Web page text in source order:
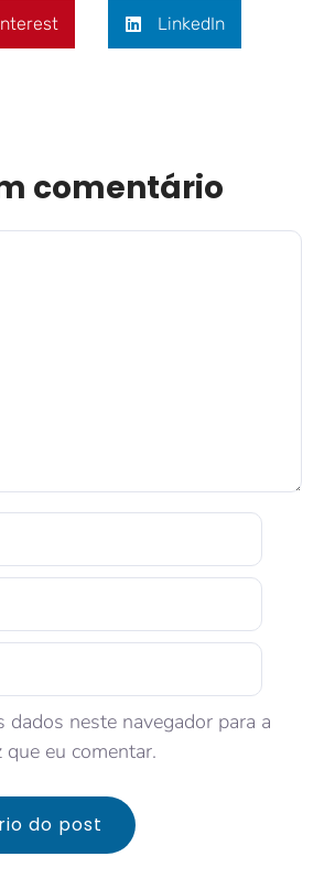
LinkedIn
comentário
dados neste navegador para a
que eu comentar.